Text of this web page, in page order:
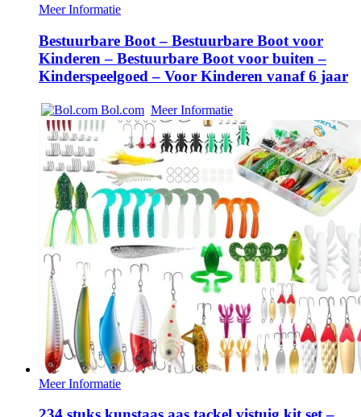
Meer Informatie
Bestuurbare Boot – Bestuurbare Boot voor
Kinderen – Bestuurbare Boot voor buiten –
Kinderspeelgoed – Voor Kinderen vanaf 6 jaar
Bol.com Meer Informatie
Meer Informatie